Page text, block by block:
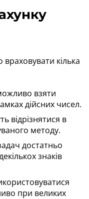
кілька
взяти
дійсних чисел.
відрізнятися в
методу.
достатньо
знаків
при великих